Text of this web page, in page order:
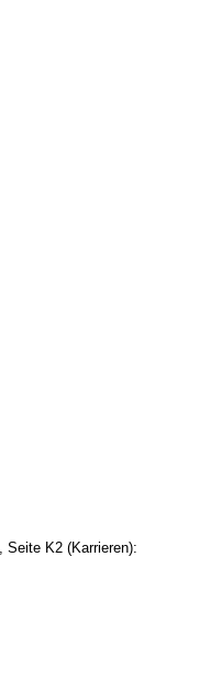
Seite K2 (Karrieren):